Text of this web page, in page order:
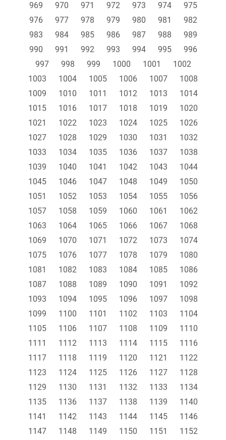
969
970 971 972 973 974
975
976
977 978 979 980 981
982
983
984 985 986 987 988
989
990
991 992 993 994 995
996
997
998 999 1000 1001
1002
1003
1004 1005 1006 1007
1008
1009
1010 1011 1012 1013
1014
1015
1016 1017 1018 1019
1020
1021
1022 1023 1024 1025
1026
1027
1028 1029 1030 1031
1032
1033
1034 1035 1036 1037
1038
1039
1040 1041 1042 1043
1044
1045
1046 1047 1048 1049
1050
1051
1052 1053 1054 1055
1056
1057
1058 1059 1060 1061
1062
1063
1064 1065 1066 1067
1068
1069
1070 1071 1072 1073
1074
1075
1076 1077 1078 1079
1080
1081
1082 1083 1084 1085
1086
1087
1088 1089 1090 1091
1092
1093
1094 1095 1096 1097
1098
1099
1100 1101 1102 1103
1104
1105
1106 1107 1108 1109
1110
1111
1112 1113 1114 1115
1116
1117
1118 1119 1120 1121
1122
1123
1124 1125 1126 1127
1128
1129
1130 1131 1132 1133
1134
1135
1136 1137 1138 1139
1140
1141
1142 1143 1144 1145
1146
1147
1148 1149 1150 1151 1152